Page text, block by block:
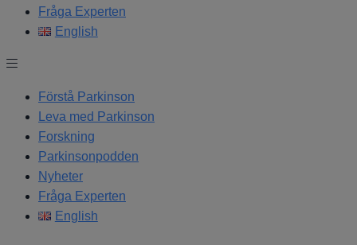
Fråga Experten
English
Förstå Parkinson
Leva med Parkinson
Forskning
Parkinsonpodden
Nyheter
Fråga Experten
English